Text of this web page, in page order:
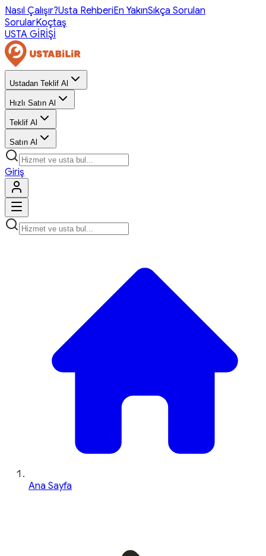
Nasıl Çalışır?Usta RehberiEn YakınSıkça Sorulan
SorularKoçtaş
USTA GİRİŞİ
Ustadan Teklif Al
Hızlı Satın Al
Teklif Al
Satın Al
Giriş
Ana Sayfa